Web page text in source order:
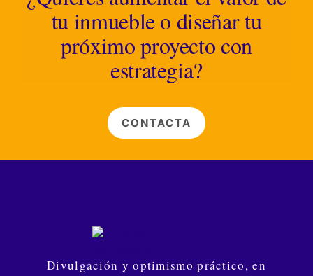
tu inmueble o diseñar tu
próximo proyecto con
estrategia?
CONTACTA
Divulgación y optimismo práctico, en